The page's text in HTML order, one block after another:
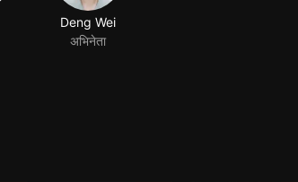
Deng Wei
अभिनेता